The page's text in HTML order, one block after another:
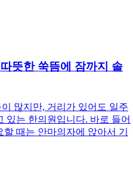
뜻한 쑥뜸에 잠까지 솔
많지만, 거리가 있어도 일주
있는 한의원입니다. 바로 들어
때는 안마의자에 앉아서 기